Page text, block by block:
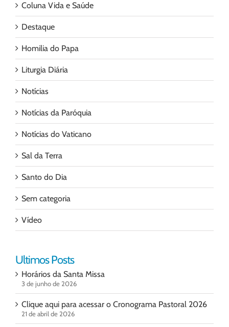
Coluna Vida e Saúde
Destaque
Homilia do Papa
Liturgia Diária
Notícias
Notícias da Paróquia
Notícias do Vaticano
Sal da Terra
Santo do Dia
Sem categoria
Vídeo
Ultimos Posts
Horários da Santa Missa
3 de junho de 2026
Clique aqui para acessar o Cronograma Pastoral 2026
21 de abril de 2026